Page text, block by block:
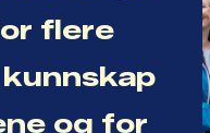
flere
og for